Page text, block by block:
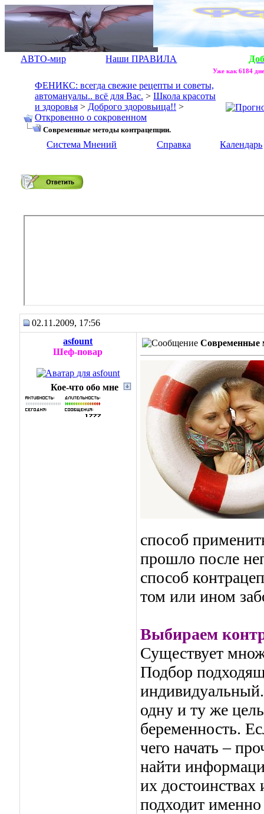
АВТО-мир Наши ПРАВИЛА
Уже как 6184
ФЕНИКС: всегда свежие рецепты и советы,
автомануалы.. всё для Вас. > Школа красоты
и здоровья > Доброго здоровьица!! >
Откровенно о сокровенном
Современные методы контрацепции.
Система Мнений Справка Календарь
02.11.2009, 17:56
asfount
Шеф-повар
Кое-что обо мне
Современные
способ
прошло после
способ
том или ином
Выбираем
Существует
Подбор
одну и ту же
беременность.
чего начать –
найти
их достоинствах
подходит